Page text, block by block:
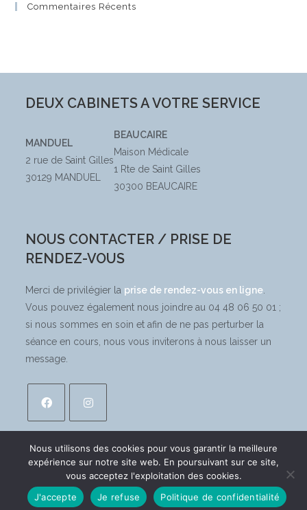
Commentaires Récents
DEUX CABINETS A VOTRE SERVICE
MANDUEL
2 rue de Saint Gilles
30129 MANDUEL
BEAUCAIRE
Maison Médicale
1 Rte de Saint Gilles
30300 BEAUCAIRE
NOUS CONTACTER / PRISE DE
RENDEZ-VOUS
Merci de privilégier la prise de rendez-vous en ligne
Vous pouvez également nous joindre au 04 48 06 50 01 ;
si nous sommes en soin et afin de ne pas perturber la
séance en cours, nous vous inviterons à nous laisser un
message.
Mentions légales
Conception Uppo Communication® - © 2024
Nous utilisons des cookies pour vous garantir la meilleure
expérience sur notre site web. En poursuivant sur ce site,
vous acceptez l'exploitation des cookies.
J'accepte
Je refuse Politique de confidentialité